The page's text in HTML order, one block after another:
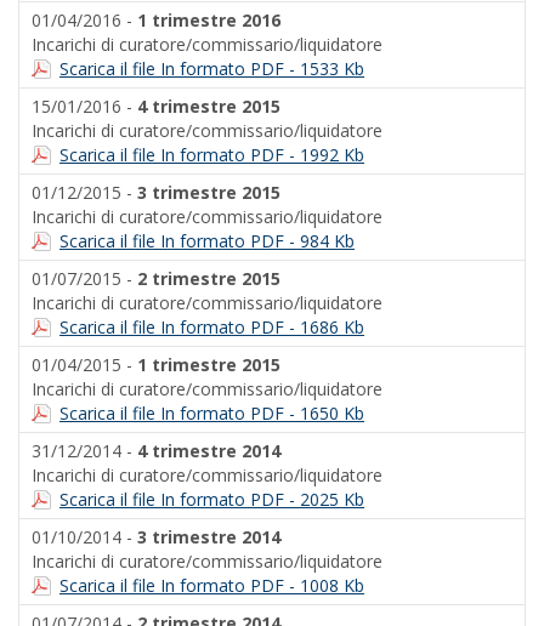
01/04/2016 - 1 trimestre 2016
Incarichi di curatore/commissario/liquidatore
Scarica il file In formato PDF - 1533 Kb
15/01/2016 - 4 trimestre 2015
Incarichi di curatore/commissario/liquidatore
Scarica il file In formato PDF - 1992 Kb
01/12/2015 - 3 trimestre 2015
Incarichi di curatore/commissario/liquidatore
Scarica il file In formato PDF - 984 Kb
01/07/2015 - 2 trimestre 2015
Incarichi di curatore/commissario/liquidatore
Scarica il file In formato PDF - 1686 Kb
01/04/2015 - 1 trimestre 2015
Incarichi di curatore/commissario/liquidatore
Scarica il file In formato PDF - 1650 Kb
31/12/2014 - 4 trimestre 2014
Incarichi di curatore/commissario/liquidatore
Scarica il file In formato PDF - 2025 Kb
01/10/2014 - 3 trimestre 2014
Incarichi di curatore/commissario/liquidatore
Scarica il file In formato PDF - 1008 Kb